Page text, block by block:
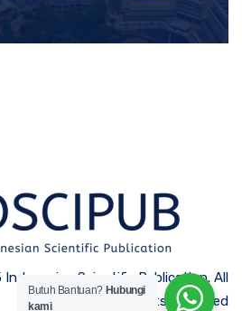
Scientific Publication. All
Rights Reserved
Butuh Bantuan? Hubungi
kami